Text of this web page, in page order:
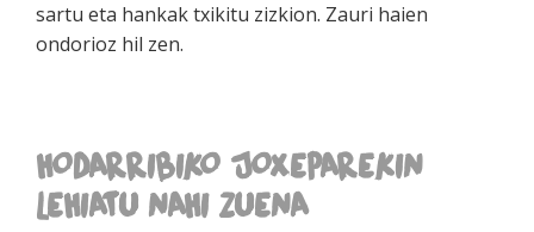
sartu eta hankak txikitu zizkion. Zauri haien
ondorioz hil zen.
HODARRIBIKO JOXEPAREKIN
LEHIATU NAHI ZUENA